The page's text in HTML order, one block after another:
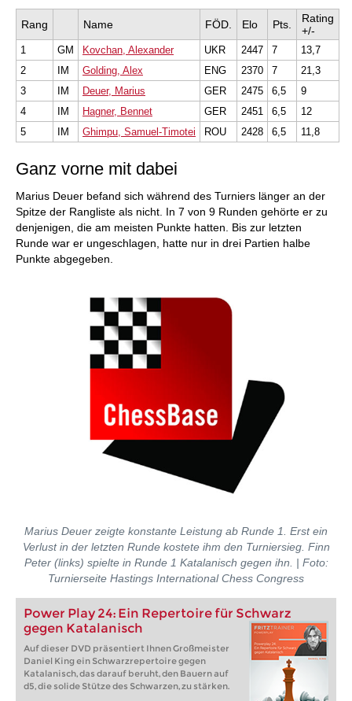
Rang Name FÖD. Elo Pts.
Rating
+/-
1 GM Kovchan, Alexander UKR 2447 7
13,7
2
IM Golding, Alex ENG 2370 7
21,3
3
IM Deuer, Marius GER 2475 6,5
9
4
IM Hagner, Bennet GER 2451 6,5
12
5
IM Ghimpu, Samuel-Timotei ROU 2428 6,5 11,8
Ganz vorne mit dabei
Marius Deuer befand sich während des Turniers länger an der
Spitze der Rangliste als nicht. In 7 von 9 Runden gehörte er zu
denjenigen, die am meisten Punkte hatten. Bis zur letzten
Runde war er ungeschlagen, hatte nur in drei Partien halbe
Punkte abgegeben.
Marius Deuer zeigte konstante Leistung ab Runde 1. Erst ein
Verlust in der letzten Runde kostete ihm den Turniersieg. Finn
Peter (links) spielte in Runde 1 Katalanisch gegen ihn. | Foto:
Turnierseite Hastings International Chess Congress
Power Play 24: Ein Repertoire für Schwarz
gegen Katalanisch
Auf dieser DVD präsentiert Ihnen Großmeister
Daniel King ein Schwarzrepertoire gegen
Katalanisch, das darauf beruht, den Bauern auf
d5, die solide Stütze des Schwarzen, zu stärken.